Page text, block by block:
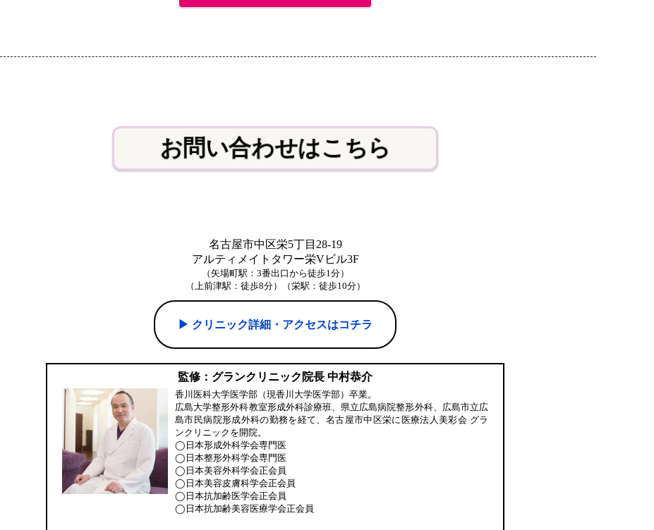
お問い合わせはこちら
名古屋市中区栄5丁目28-19
アルティメイトタワー栄Vビル3F
（矢場町駅：3番出口から徒歩1分）
（上前津駅：徒歩8分）（栄駅：徒歩10分）
▶︎ クリニック詳細・アクセスはコチラ
監修：グランクリニック院長 中村恭介
香川医科大学医学部（現香川大学医学部）卒業。
広島大学整形外科教室形成外科診療班、県立広島病院整形外科、広島市立広
島市民病院形成外科の勤務を経て、名古屋市中区栄に医療法人美彩会 グラ
ンクリニックを開院。
◯日本形成外科学会専門医
◯日本整形外科学会専門医
◯日本美容外科学会正会員
◯日本美容皮膚科学会正会員
◯日本抗加齢医学会正会員
◯日本抗加齢美容医療学会正会員